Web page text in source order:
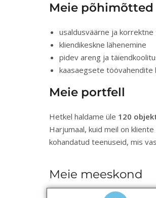
Meie põhimõtted
usaldusväärne ja korrektne
kliendikeskne lähenemine
pidev areng ja
kaasaegsete töövahendite
Meie portfell
Hetkel haldame üle 120
Harjumaal, kuid meil on
kohandatud teenuseid, mis
Meie meeskond